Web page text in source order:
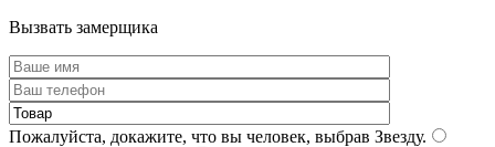
Вызвать замерщика
Пожалуйста, докажите, что вы человек, выбрав Звезду.